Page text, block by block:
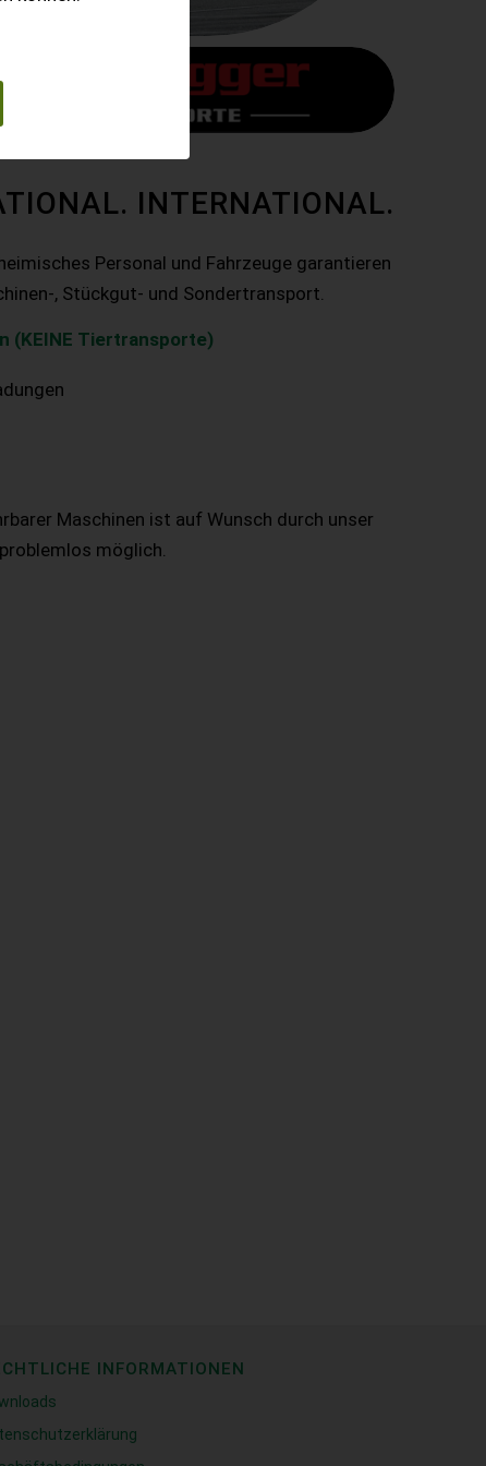
INTERNATIONAL.
Personal und Fahrzeuge garantieren
, Stückgut- und Sondertransport.
(KEINE Tiertransporte)
Maschinen ist auf Wunsch durch unser
möglich.
INFORMATIONEN